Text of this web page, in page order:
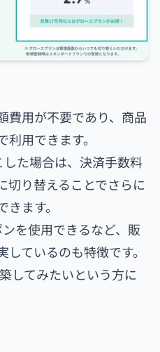
費用が不要であり、商品
用できます。
た場合は、決済手数料
切り替えることでさらに
ます。
を使用できるなど、販
ているのも特徴です。
してみたいという方に